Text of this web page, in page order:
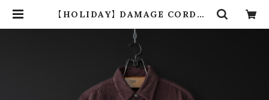
【HOLIDAY】 DAMAGE CORDUR
n) | dros dro